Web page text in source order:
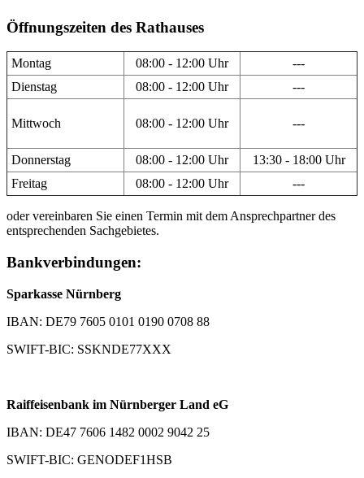
Öffnungszeiten des Rathauses
Montag 08:00 - 12:00 Uhr
---
Dienstag
08:00 - 12:00 Uhr ---
Mittwoch 08:00 - 12:00 Uhr ---
Donnerstag 08:00 - 12:00 Uhr
13:30 - 18:00 Uhr
Freitag
08:00 - 12:00 Uhr ---
oder vereinbaren Sie einen Termin mit dem Ansprechpartner des
entsprechenden Sachgebietes.
Bankverbindungen:
Sparkasse Nürnberg
IBAN: DE79 7605 0101 0190 0708 88
SWIFT-BIC: SSKNDE77XXX
Raiffeisenbank im Nürnberger Land eG
IBAN: DE47 7606 1482 0002 9042 25
SWIFT-BIC: GENODEF1HSB